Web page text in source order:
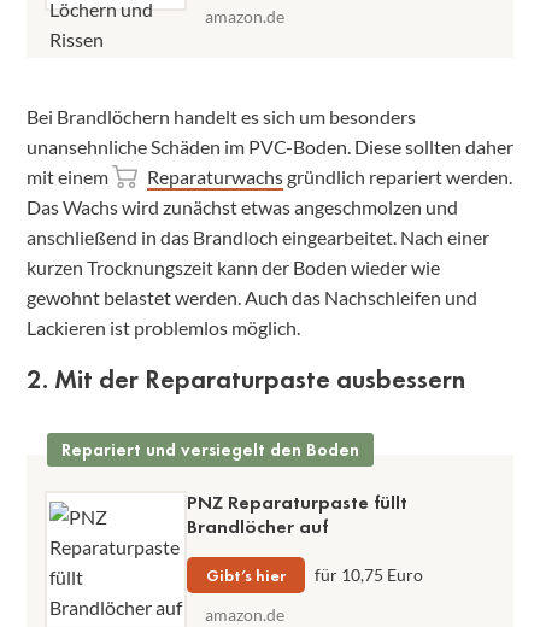
amazon.de
Bei Brandlöchern handelt es sich um besonders
unansehnliche Schäden im PVC-Boden. Diese sollten daher
mit einem
Reparaturwachsgründlich repariert werden.
Das Wachs wird zunächst etwas angeschmolzen und
anschließend in das Brandloch eingearbeitet. Nach einer
kurzen Trocknungszeit kann der Boden wieder wie
gewohnt belastet werden. Auch das Nachschleifen und
Lackieren ist problemlos möglich.
2. Mit der Reparaturpaste ausbessern
Repariert und versiegelt den Boden
PNZ Reparaturpaste füllt
Brandlöcher auf
Gibt’s hier
für 10,75 Euro
amazon.de